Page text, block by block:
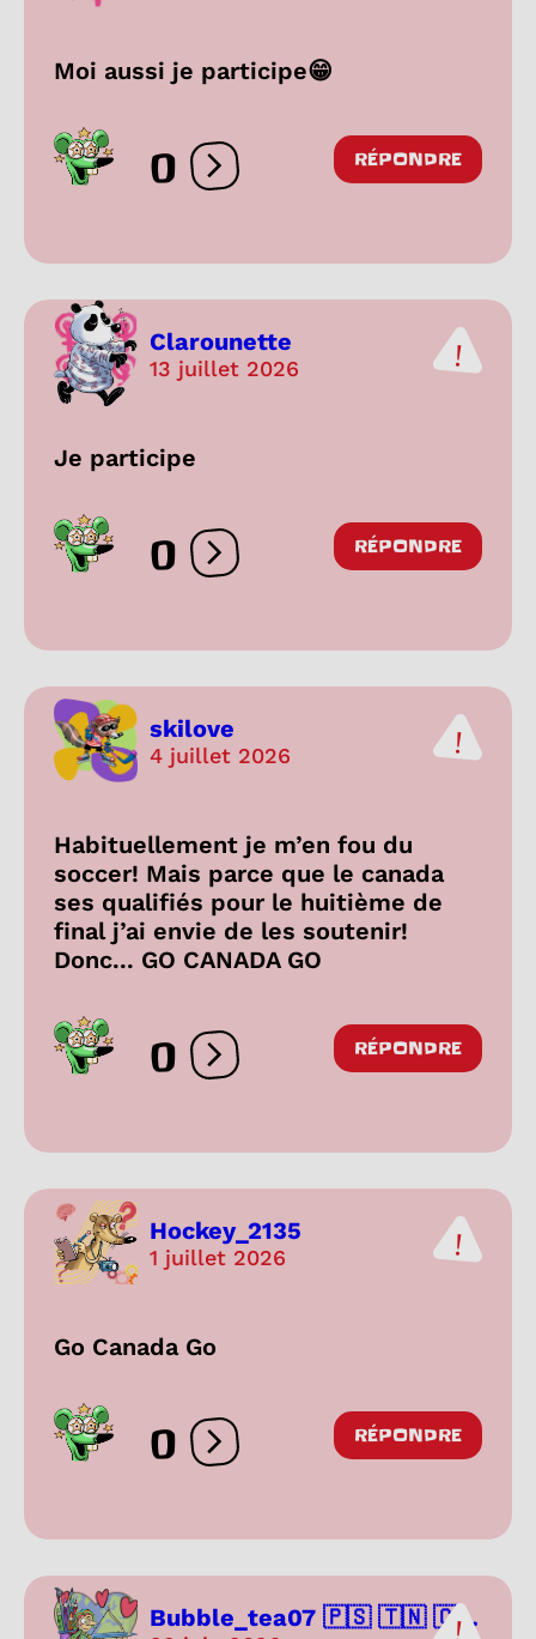
Moi aussi je participe😁
0 Ouvrir les réactions
RÉPONDRE
Clarounette
13 juillet 2026
Je participe
0 Ouvrir les réactions
RÉPONDRE
skilove
4 juillet 2026
Habituellement je m’en fou du
soccer! Mais parce que le canada
ses qualifiés pour le huitième de
final j’ai envie de les soutenir!
Donc... GO CANADA GO
0 Ouvrir les réactions
RÉPONDRE
Hockey_2135
1 juillet 2026
Go Canada Go
0 Ouvrir les réactions
RÉPONDRE
Bubble_tea07 🇵🇸 🇹🇳 🇨...